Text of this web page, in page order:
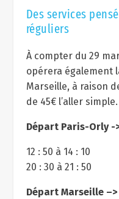
Des services
réguliers
À compter du 29
opérera également
Marseille, à raison
de 45€ l’aller simple.
Départ Paris-Orly -
12 : 50 à 14 : 10
20 : 30 à 21 : 50
Départ Marseille